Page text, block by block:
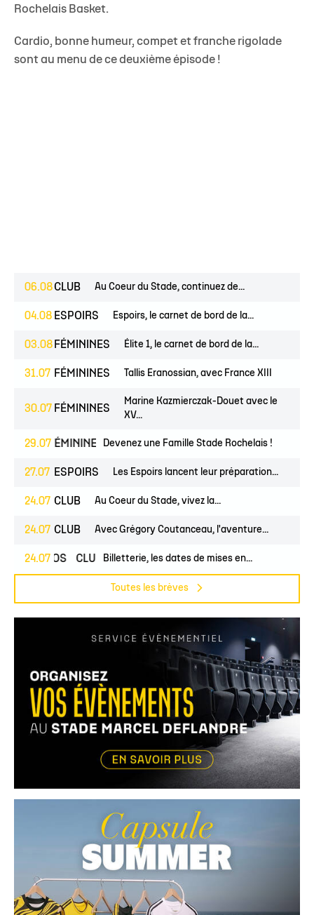
Rochelais Basket.
Cardio, bonne humeur, compet et franche rigolade
sont au menu de ce deuxième épisode !
06.08CLUB Au Coeur du Stade, continuez de...
04.08 ESPOIRS Espoirs, le carnet de bord de la...
03.08 FÉMININES Élite 1, le carnet de bord de la...
31.07 FÉMININES Tallis Eranossian, avec France XIII
30.07 FÉMININES
Marine Kazmierczak-Douet avec le
XV...
29.07
FÉMININES CLUB
Devenez une Famille Stade Rochelais !
27.07 ESPOIRS Les Espoirs lancent leur préparation...
24.07 CLUB Au Coeur du Stade, vivez la...
24.07 CLUB Avec Grégory Coutanceau, l'aventure...
24.07
PROS CLUB Billetterie, les dates de mises en...
Toutes les brèves